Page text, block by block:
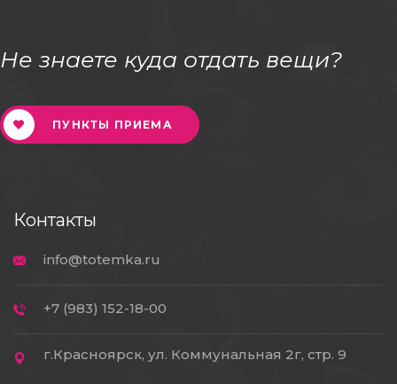
Не знаете куда отдать вещи?
ПУНКТЫ ПРИЕМА
Контакты
info@totemka.ru
+7 (983) 152-18-00
г.Красноярск, ул. Коммунальная 2г, стр. 9